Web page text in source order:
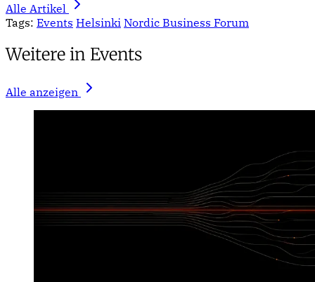
Alle Artikel
Tags: Events Helsinki Nordic Business Forum
Weitere in Events
Alle anzeigen